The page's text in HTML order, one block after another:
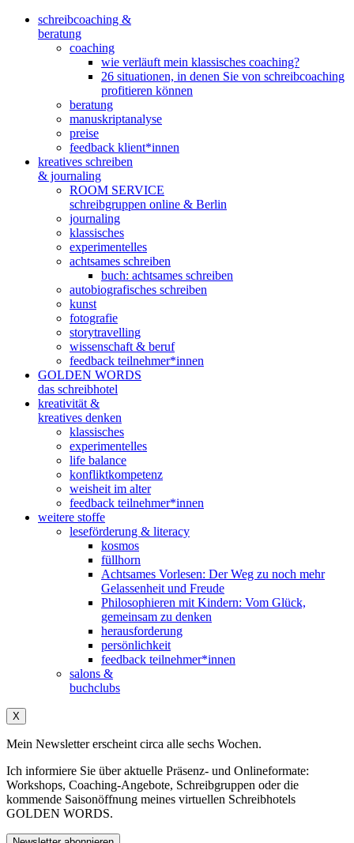
schreibcoaching &
beratung
coaching
wie verläuft mein klassisches coaching?
26 situationen, in denen Sie von schreibcoaching
profitieren können
beratung
manuskriptanalyse
preise
feedback klient*innen
kreatives schreiben
& journaling
ROOM SERVICE
schreibgruppen online & Berlin
journaling
klassisches
experimentelles
achtsames schreiben
buch: achtsames schreiben
autobiografisches schreiben
kunst
fotografie
storytravelling
wissenschaft & beruf
feedback teilnehmer*innen
GOLDEN WORDS
das schreibhotel
kreativität &
kreatives denken
klassisches
experimentelles
life balance
konfliktkompetenz
weisheit im alter
feedback teilnehmer*innen
weitere stoffe
leseförderung & literacy
kosmos
füllhorn
Achtsames Vorlesen: Der Weg zu noch mehr
Gelassenheit und Freude
Philosophieren mit Kindern: Vom Glück,
gemeinsam zu denken
herausforderung
persönlichkeit
feedback teilnehmer*innen
salons &
buchclubs
X
Mein Newsletter erscheint circa alle sechs Wochen.
Ich informiere Sie über aktuelle Präsenz- und Onlineformate:
Workshops, Coaching-Angebote, Schreibgruppen oder die
kommende Saisonöffnung meines virtuellen Schreibhotels
GOLDEN WORDS.